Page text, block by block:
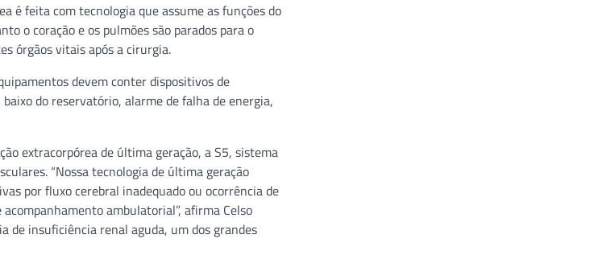
é feita com tecnologia que assume as funções do
o coração e os pulmões são parados para o
órgãos vitais após a cirurgia.
devem conter dispositivos de
do reservatório, alarme de falha de energia,
extracorpórea de última geração, a S5, sistema
“Nossa tecnologia de última geração
por fluxo cerebral inadequado ou ocorrência de
ambulatorial”, afirma Celso
de insuficiência renal aguda, um dos grandes